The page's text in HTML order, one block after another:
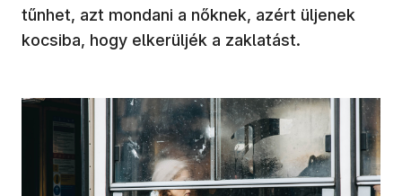
tűnhet, azt mondani a nőknek, azért üljenek
kocsiba, hogy elkerüljék a zaklatást.